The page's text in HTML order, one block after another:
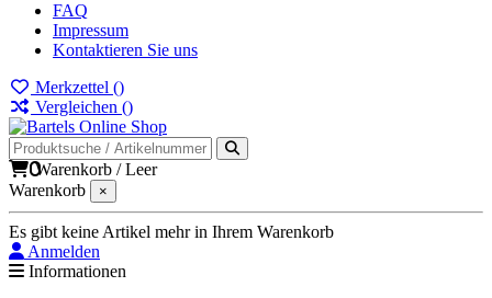
FAQ
Impressum
Kontaktieren Sie uns
Merkzettel ()
Vergleichen ()
0Warenkorb /Leer
Warenkorb
×
Es gibt keine Artikel mehr in Ihrem Warenkorb
Anmelden
Informationen